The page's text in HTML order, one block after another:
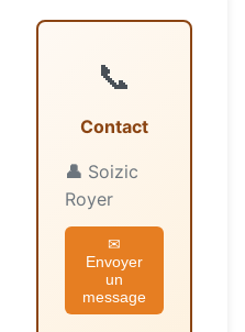
📞
Contact
👤 Soizic
Royer
✉
Envoyer
un
message